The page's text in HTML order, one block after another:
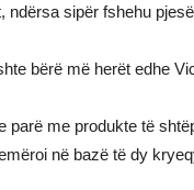
ndërsa sipër fshehu
bërë më herët edhe
parë me produkte të
në bazë të dy